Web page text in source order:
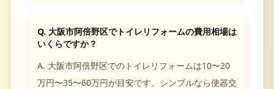
Q. 大阪市阿倍野区でトイレリフォームの費用相場は
いくらですか？
A. 大阪市阿倍野区でのトイレリフォームは10〜20
万円〜35〜60万円が目安です。シンプルなら便器交